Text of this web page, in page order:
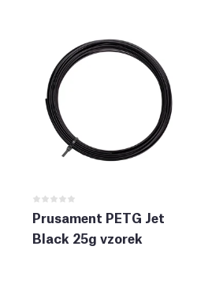
Prusament PETG Jet
Black 25g vzorek